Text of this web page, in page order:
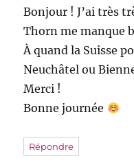
Bonjour ! J’ai très
Thorn me manque
À quand la Suisse
Neuchâtel ou
Merci !
Bonne journée
Répondre